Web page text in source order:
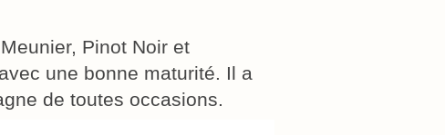
Pinot Noir et
une bonne maturité. Il a
de toutes occasions.